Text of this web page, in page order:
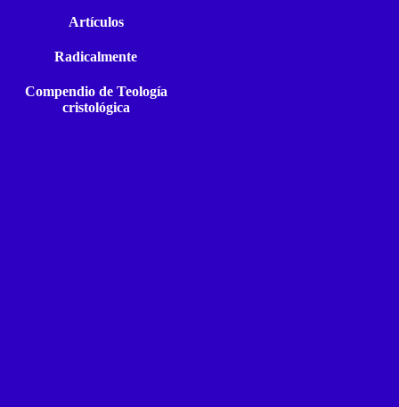
Artículos
Radicalmente
Compendio de Teología
cristológica